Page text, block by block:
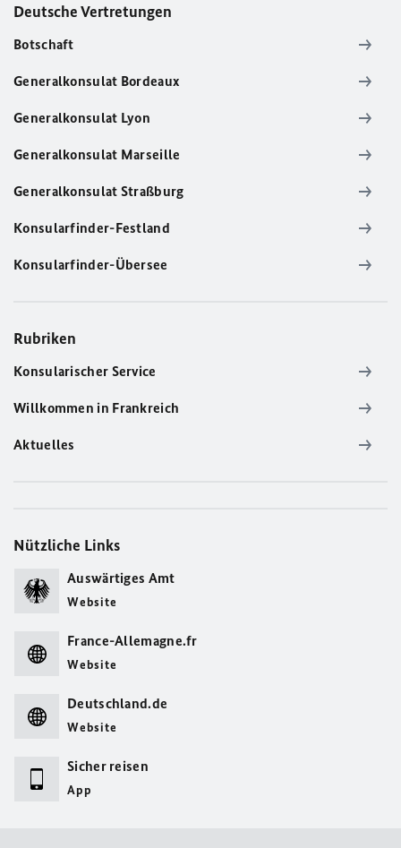
Deutsche Vertretungen
Botschaft
Generalkonsulat Bordeaux
Generalkonsulat Lyon
Generalkonsulat Marseille
Generalkonsulat Straßburg
Konsularfinder-Festland
Konsularfinder-Übersee
Rubriken
Konsularischer Service
Willkommen in Frankreich
Aktuelles
Nützliche Links
Auswärtiges Amt
Website
France-Allemagne.fr
Website
Deutschland.de
Website
Sicher reisen
App